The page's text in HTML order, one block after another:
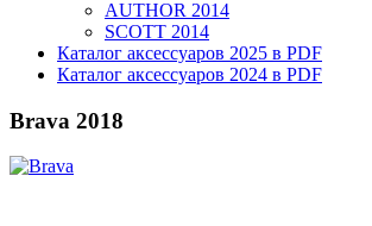
AUTHOR 2014
SCOTT 2014
Каталог аксессуаров 2025 в PDF
Каталог аксессуаров 2024 в PDF
Brava 2018